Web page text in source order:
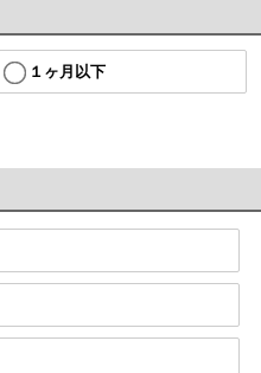
１ヶ月以下